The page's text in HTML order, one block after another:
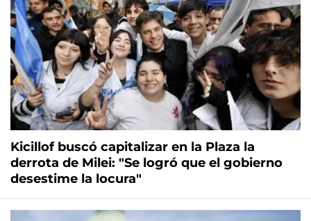
Kicillof buscó capitalizar en la Plaza la
derrota de Milei: "Se logró que el gobierno
desestime la locura"